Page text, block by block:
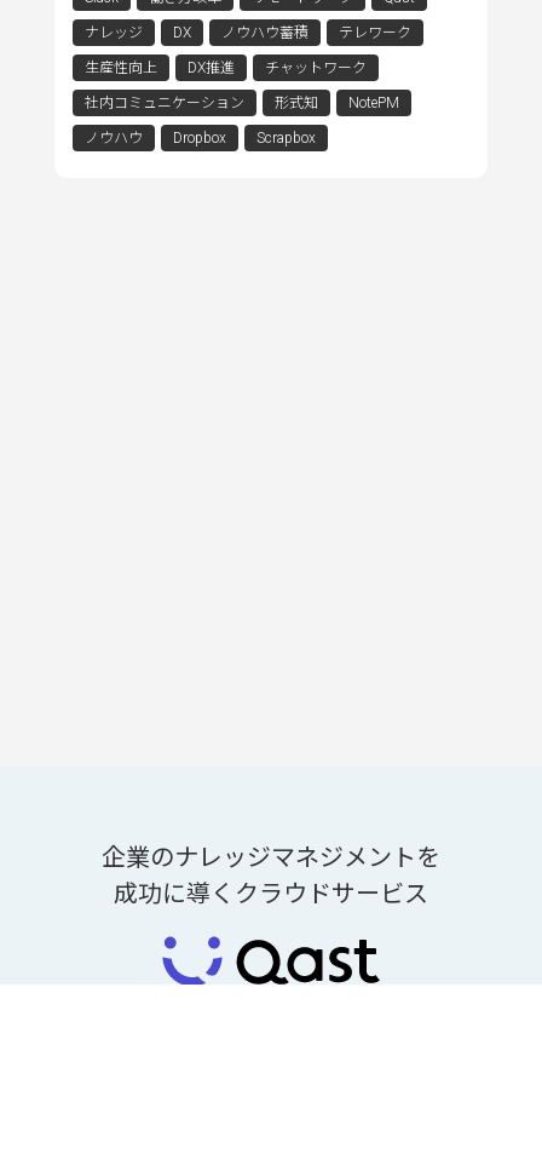
ナレッジ DX ノウハウ蓄積 テレワーク
生産性向上 DX推進 チャットワーク
社内コミュニケーション 形式知 NotePM
ノウハウ Dropbox Scrapbox
企業のナレッジマネジメントを
成功に導くクラウドサービス